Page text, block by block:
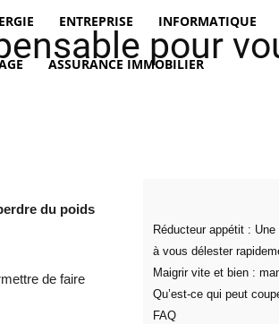
ENTREPRISE INFORMATIQUE
ASSURANCE IMMOBILIER
pour
du poids
de faire
Réducteur appétit :
à vous délester
Maigrir vite et bien :
Qu’est-ce qui peut
FAQ